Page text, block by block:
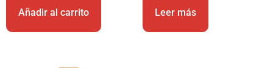
Añadir al carrito Leer más